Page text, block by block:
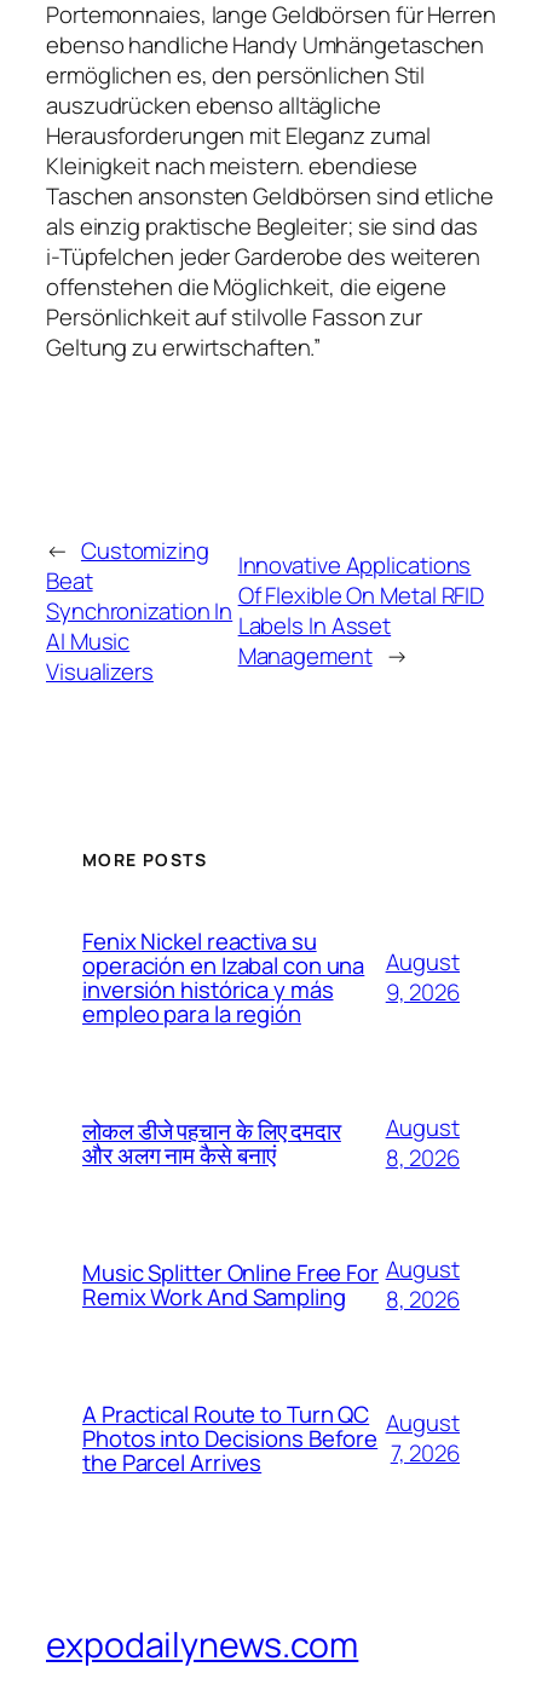
Portemonnaies, lange Geldbörsen für Herren
ebenso handliche Handy Umhängetaschen
ermöglichen es, den persönlichen Stil
auszudrücken ebenso alltägliche
Herausforderungen mit Eleganz zumal
Kleinigkeit nach meistern. ebendiese
Taschen ansonsten Geldbörsen sind etliche
als einzig praktische Begleiter; sie sind das
i-Tüpfelchen jeder Garderobe des weiteren
offenstehen die Möglichkeit, die eigene
Persönlichkeit auf stilvolle Fasson zur
Geltung zu erwirtschaften.”
← Customizing
Beat
Synchronization In
AI Music
Visualizers
Innovative Applications
Of Flexible On Metal RFID
Labels In Asset
Management →
MORE POSTS
Fenix Nickel reactiva su
operación en Izabal con una
inversión histórica y más
empleo para la región
August
9, 2026
लोकल डीजे पहचान के लिए दमदार
और अलग नाम कैसे बनाएं
August
8, 2026
Music Splitter Online Free For
Remix Work And Sampling
August
8, 2026
A Practical Route to Turn QC
Photos into Decisions Before
the Parcel Arrives
August
7, 2026
expodailynews.com